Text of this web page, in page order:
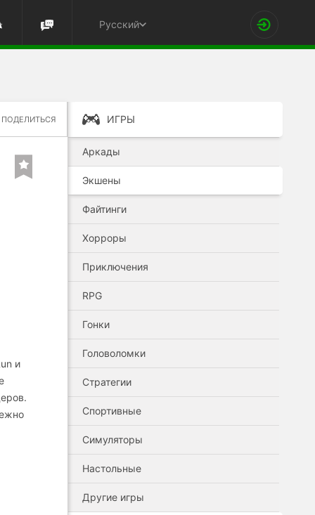
Русский
ПОДЕЛИТЬСЯ
и
ИГРЫ
Аркады
Экшены
Файтинги
Хорроры
Приключения
RPG
Гонки
Головоломки
Стратегии
Спортивные
Симуляторы
Настольные
Другие игры